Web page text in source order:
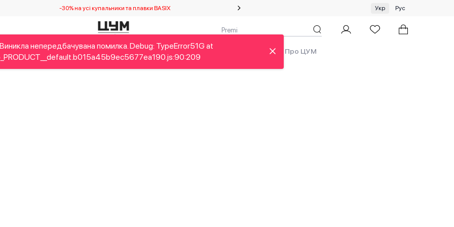
-30% на усі купальники та плавки BASIX Спеціальна пропозиція на одяг та хустки ЦУМ by GUNIA
Укр Рус
Дітям Home&Gifts Українські дизайнери Краса Бренди Аутлет Про ЦУМ
непередбачувана помилка. Debug: TypeError51G at